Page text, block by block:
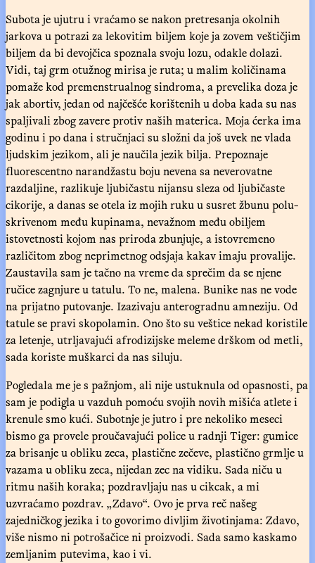
Subota je ujutru i vraćamo se nakon pretresanja okolnih
jarkova u potrazi za lekovitim biljem koje ja zovem veštičjim
biljem da bi devojčica spoznala svoju lozu, odakle dolazi.
Vidi, taj grm otužnog mirisa je ruta; u malim količinama
pomaže kod premenstrualnog sindroma, a prevelika doza je
jak abortiv, jedan od najčešće korištenih u doba kada su nas
spaljivali zbog zavere protiv naših materica. Moja ćerka ima
godinu i po dana i stručnjaci su složni da još uvek ne vlada
ljudskim jezikom, ali je naučila jezik bilja. Prepoznaje
fluorescentno narandžastu boju nevena sa neverovatne
razdaljine, razlikuje ljubičastu nijansu sleza od ljubičaste
cikorije, a danas se otela iz mojih ruku u susret žbunu polu-
skrivenom među kupinama, nevažnom među obiljem
istovetnosti kojom nas priroda zbunjuje, a istovremeno
različitom zbog neprimetnog odsjaja kakav imaju provalije.
Zaustavila sam je tačno na vreme da sprečim da se njene
ručice zagnjure u tatulu. To ne, malena. Bunike nas ne vode
na prijatno putovanje. Izazivaju anterogradnu amneziju. Od
tatule se pravi skopolamin. Ono što su veštice nekad koristile
za letenje, utrljavajući afrodizijske meleme drškom od metli,
sada koriste muškarci da nas siluju.
Pogledala me je s pažnjom, ali nije ustuknula od opasnosti, pa
sam je podigla u vazduh pomoću svojih novih mišića atlete i
krenule smo kući. Subotnje je jutro i pre nekoliko meseci
bismo ga provele proučavajući police u radnji Tiger: gumice
za brisanje u obliku zeca, plastične zečeve, plastično grmlje u
vazama u obliku zeca, nijedan zec na vidiku. Sada niču u
ritmu naših koraka; pozdravljaju nas u cikcak, a mi
uzvraćamo pozdrav. „Zdavo“. Ovo je prva reč našeg
zajedničkog jezika i to govorimo divljim životinjama: Zdavo,
više nismo ni potrošačice ni proizvodi. Sada samo kaskamo
zemljanim putevima, kao i vi.